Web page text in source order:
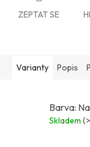
ZEPTAT SE
Varianty Popis
Barva:
Skladem